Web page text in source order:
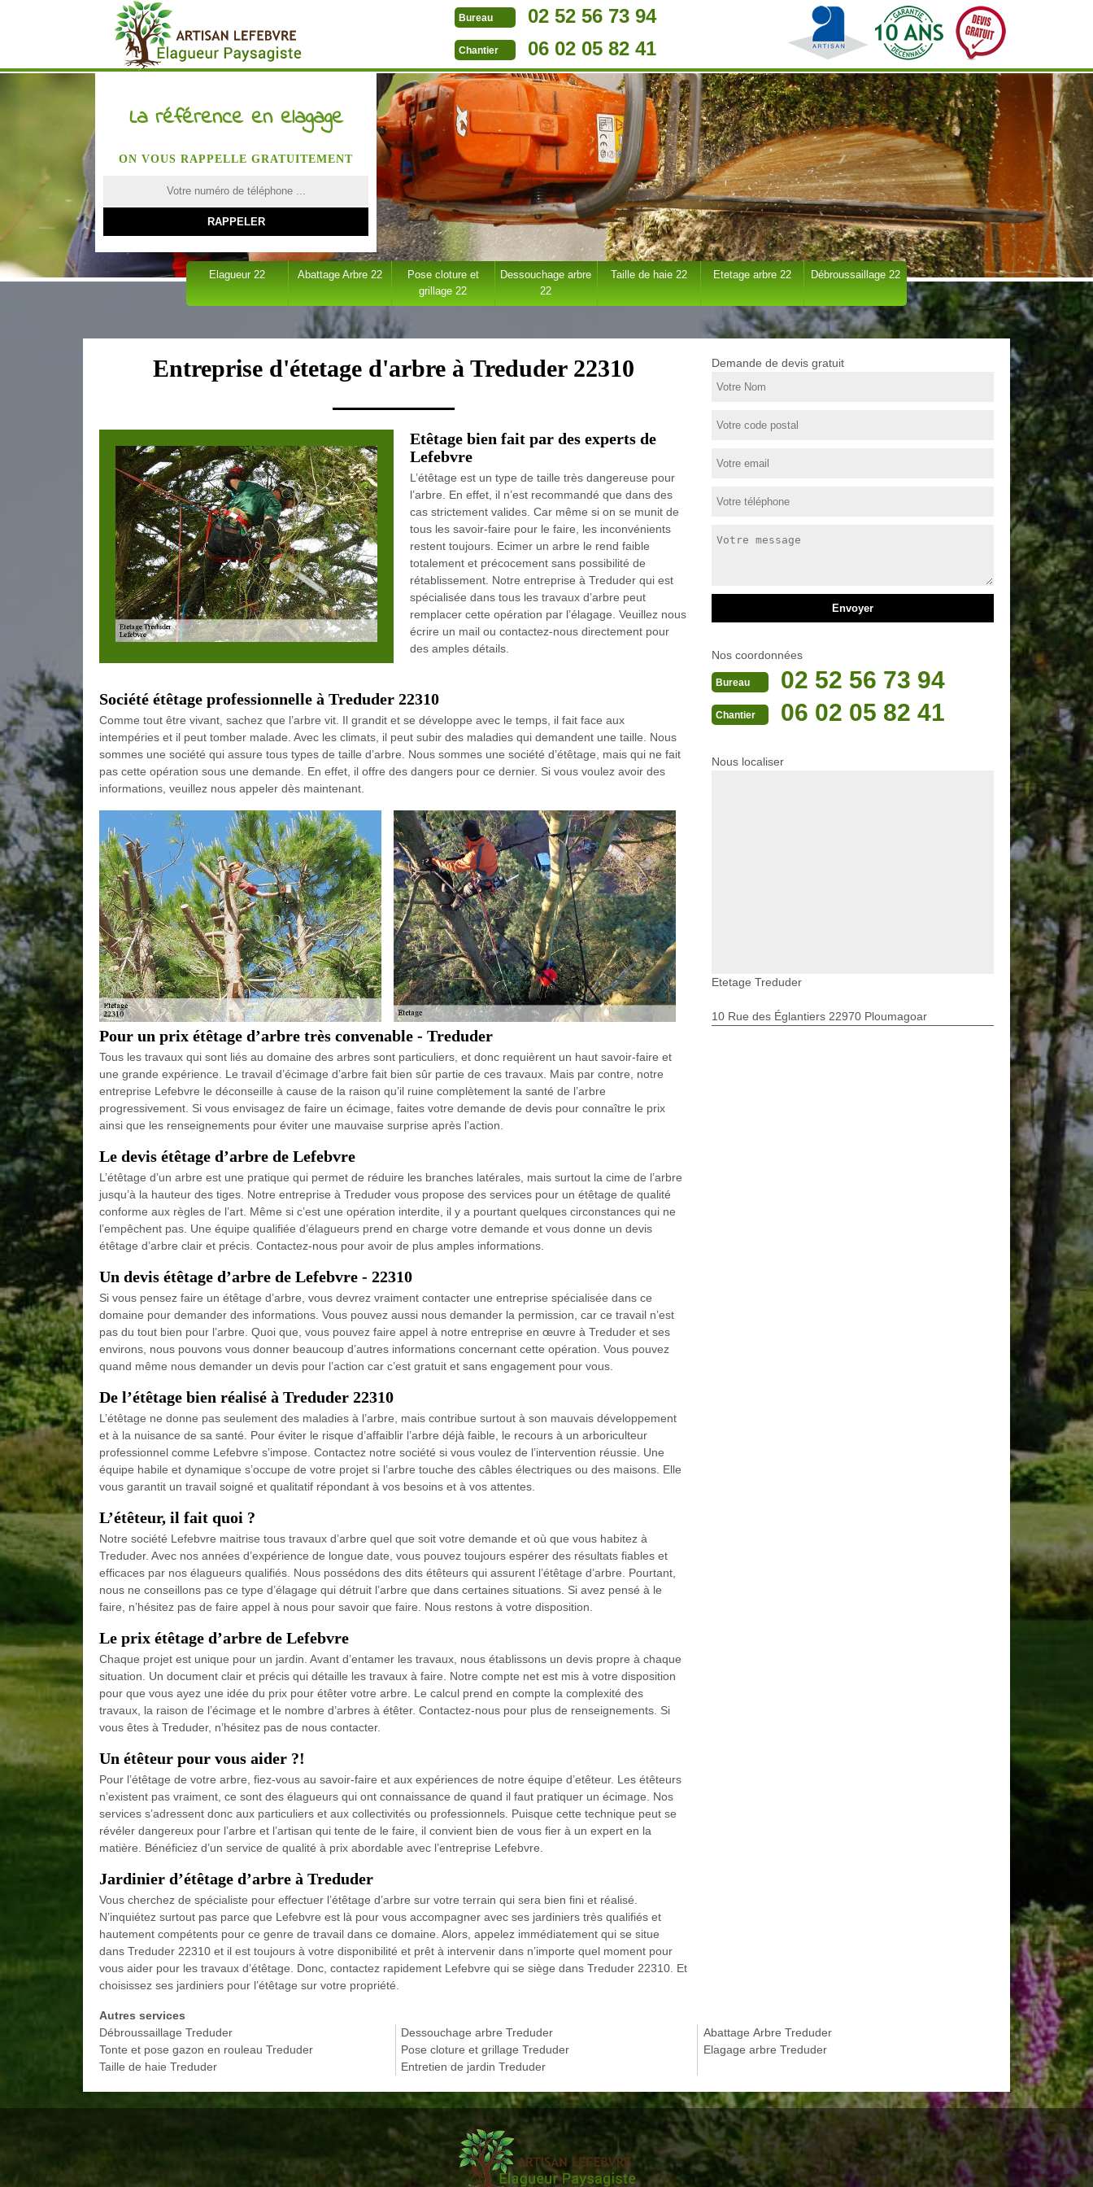
Bureau 02 52 56 73 94
Chantier 06 02 05 82 41
La référence en elagage
ON VOUS RAPPELLE GRATUITEMENT
Elagueur 22 Abattage Arbre 22
Pose cloture et
grillage 22
Dessouchage arbre
22
Taille de haie 22 Etetage arbre 22 Débroussaillage 22
Entreprise d'étetage d'arbre à Treduder 22310
Etêtage bien fait par des experts de
Lefebvre
L’étêtage est un type de taille très dangereuse pour
l’arbre. En effet, il n’est recommandé que dans des
cas strictement valides. Car même si on se munit de
tous les savoir-faire pour le faire, les inconvénients
restent toujours. Ecimer un arbre le rend faible
totalement et précocement sans possibilité de
rétablissement. Notre entreprise à Treduder qui est
spécialisée dans tous les travaux d’arbre peut
remplacer cette opération par l’élagage. Veuillez nous
écrire un mail ou contactez-nous directement pour
des amples détails.
Société étêtage professionnelle à Treduder 22310
Comme tout être vivant, sachez que l’arbre vit. Il grandit et se développe avec le temps, il fait face aux
intempéries et il peut tomber malade. Avec les climats, il peut subir des maladies qui demandent une taille. Nous
sommes une société qui assure tous types de taille d’arbre. Nous sommes une société d’étêtage, mais qui ne fait
pas cette opération sous une demande. En effet, il offre des dangers pour ce dernier. Si vous voulez avoir des
informations, veuillez nous appeler dès maintenant.
Pour un prix étêtage d’arbre très convenable - Treduder
Tous les travaux qui sont liés au domaine des arbres sont particuliers, et donc requièrent un haut savoir-faire et
une grande expérience. Le travail d’écimage d’arbre fait bien sûr partie de ces travaux. Mais par contre, notre
entreprise Lefebvre le déconseille à cause de la raison qu’il ruine complètement la santé de l’arbre
progressivement. Si vous envisagez de faire un écimage, faites votre demande de devis pour connaître le prix
ainsi que les renseignements pour éviter une mauvaise surprise après l’action.
Le devis étêtage d’arbre de Lefebvre
L’étêtage d’un arbre est une pratique qui permet de réduire les branches latérales, mais surtout la cime de l’arbre
jusqu’à la hauteur des tiges. Notre entreprise à Treduder vous propose des services pour un étêtage de qualité
conforme aux règles de l’art. Même si c’est une opération interdite, il y a pourtant quelques circonstances qui ne
l’empêchent pas. Une équipe qualifiée d’élagueurs prend en charge votre demande et vous donne un devis
étêtage d’arbre clair et précis. Contactez-nous pour avoir de plus amples informations.
Un devis étêtage d’arbre de Lefebvre - 22310
Si vous pensez faire un étêtage d’arbre, vous devrez vraiment contacter une entreprise spécialisée dans ce
domaine pour demander des informations. Vous pouvez aussi nous demander la permission, car ce travail n’est
pas du tout bien pour l’arbre. Quoi que, vous pouvez faire appel à notre entreprise en œuvre à Treduder et ses
environs, nous pouvons vous donner beaucoup d’autres informations concernant cette opération. Vous pouvez
quand même nous demander un devis pour l’action car c’est gratuit et sans engagement pour vous.
De l’étêtage bien réalisé à Treduder 22310
L’étêtage ne donne pas seulement des maladies à l’arbre, mais contribue surtout à son mauvais développement
et à la nuisance de sa santé. Pour éviter le risque d’affaiblir l’arbre déjà faible, le recours à un arboriculteur
professionnel comme Lefebvre s’impose. Contactez notre société si vous voulez de l’intervention réussie. Une
équipe habile et dynamique s’occupe de votre projet si l’arbre touche des câbles électriques ou des maisons. Elle
vous garantit un travail soigné et qualitatif répondant à vos besoins et à vos attentes.
L’étêteur, il fait quoi ?
Notre société Lefebvre maitrise tous travaux d’arbre quel que soit votre demande et où que vous habitez à
Treduder. Avec nos années d’expérience de longue date, vous pouvez toujours espérer des résultats fiables et
efficaces par nos élagueurs qualifiés. Nous possédons des dits étêteurs qui assurent l’étêtage d’arbre. Pourtant,
nous ne conseillons pas ce type d’élagage qui détruit l’arbre que dans certaines situations. Si avez pensé à le
faire, n’hésitez pas de faire appel à nous pour savoir que faire. Nous restons à votre disposition.
Le prix étêtage d’arbre de Lefebvre
Chaque projet est unique pour un jardin. Avant d’entamer les travaux, nous établissons un devis propre à chaque
situation. Un document clair et précis qui détaille les travaux à faire. Notre compte net est mis à votre disposition
pour que vous ayez une idée du prix pour étêter votre arbre. Le calcul prend en compte la complexité des
travaux, la raison de l’écimage et le nombre d’arbres à étêter. Contactez-nous pour plus de renseignements. Si
vous êtes à Treduder, n’hésitez pas de nous contacter.
Un étêteur pour vous aider ?!
Pour l’étêtage de votre arbre, fiez-vous au savoir-faire et aux expériences de notre équipe d’etêteur. Les étêteurs
n’existent pas vraiment, ce sont des élagueurs qui ont connaissance de quand il faut pratiquer un écimage. Nos
services s’adressent donc aux particuliers et aux collectivités ou professionnels. Puisque cette technique peut se
révéler dangereux pour l’arbre et l’artisan qui tente de le faire, il convient bien de vous fier à un expert en la
matière. Bénéficiez d’un service de qualité à prix abordable avec l’entreprise Lefebvre.
Jardinier d’étêtage d’arbre à Treduder
Vous cherchez de spécialiste pour effectuer l’étêtage d’arbre sur votre terrain qui sera bien fini et réalisé.
N’inquiétez surtout pas parce que Lefebvre est là pour vous accompagner avec ses jardiniers très qualifiés et
hautement compétents pour ce genre de travail dans ce domaine. Alors, appelez immédiatement qui se situe
dans Treduder 22310 et il est toujours à votre disponibilité et prêt à intervenir dans n’importe quel moment pour
vous aider pour les travaux d’étêtage. Donc, contactez rapidement Lefebvre qui se siège dans Treduder 22310. Et
choisissez ses jardiniers pour l’étêtage sur votre propriété.
Demande de devis gratuit
Nos coordonnées
Bureau 02 52 56 73 94
Chantier 06 02 05 82 41
Nous localiser
Etetage Treduder
10 Rue des Églantiers 22970 Ploumagoar
Autres services
Débroussaillage Treduder
Tonte et pose gazon en rouleau Treduder
Taille de haie Treduder
Dessouchage arbre Treduder
Pose cloture et grillage Treduder
Entretien de jardin Treduder
Abattage Arbre Treduder
Elagage arbre Treduder